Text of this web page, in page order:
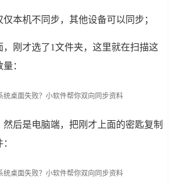
本机不同步，其他设备可以同步；
，刚才选了1文件夹，这里就在扫描这
：
后是电脑端，把刚才上面的密匙复制